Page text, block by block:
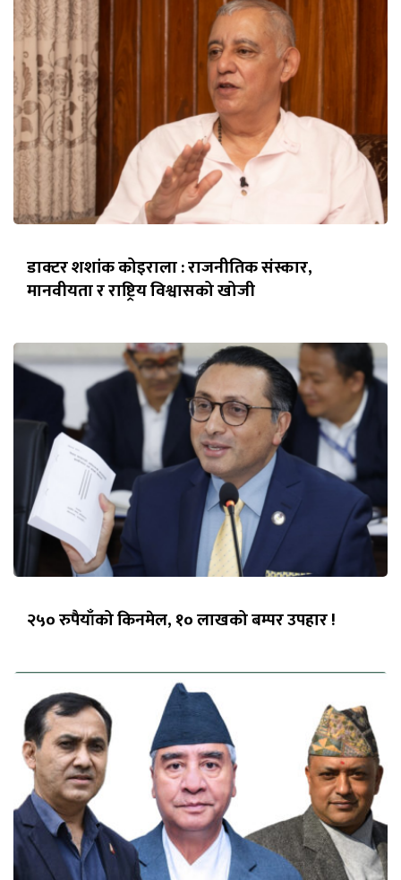
डाक्टर शशांक कोइराला : राजनीतिक संस्कार,
मानवीयता र राष्ट्रिय विश्वासको खोजी
२५० रुपैयाँको किनमेल, १० लाखको बम्पर उपहार !